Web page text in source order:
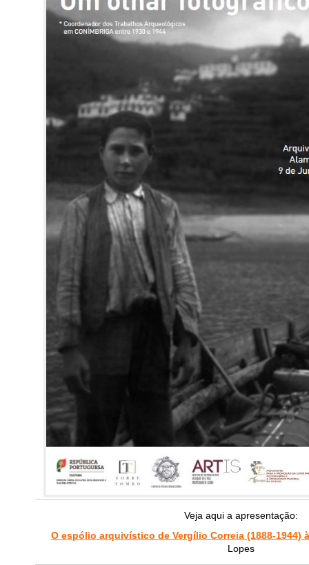
Veja aqui a apresentação:
O espólio arquivístico de Vergílio Correia (1888-1944)
Lopes